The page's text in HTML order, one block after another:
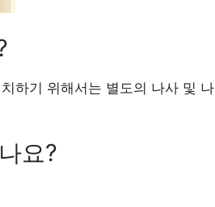
하기 위해서는 별도의 나사 및 나
요?